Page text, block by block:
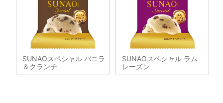
SUNAOスペシャル バニラ
＆クランチ
SUNAOスペシャル ラム
レーズン